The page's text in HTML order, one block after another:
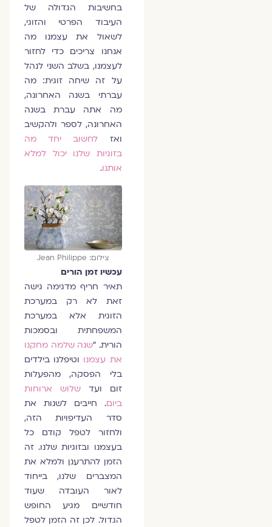
בחשיבות הגדולה של
העיבוד הפרטי והזוגי,
לשאול את עצמנו מה
אנחנו צריכים כדי לחזור
לעצמנו, בשלב השני לנהל
על זה שיחה זוגית: מה
עברתי בשנה האחרונה,
מה אתה עברת בשנה
האחרונה, לספר ולהקשיב
ואז
לחשוב יחד מה
בזוגיות שלנו יכול למלא
אותנו.
צילום: Jean Philippe
עכשיו זמן הורים
תאיר חריף מדגימה גישה
זאת לא רק במערכת
הזוגית אלא במערכת
המשפחתית ובסמכות
הורית. "שנה שלמה מחקנו
את עצמנווטיפלנו בילדים
בלי הפסקה, מהפעלות
זום ועד
שלוש ארוחות
ביום. חייבים לשנות את
סדר העדיפויות הזה,
ולחזור לטפל קודם כל
בעצמנו ובזוגיות שלנו. זה
הזמן להתרענן ולמלא את
המצברים שלנו, בייחוד
לאור העובדה שעוד
חודשיים מגיע החופש
הגדול. לכן זה הזמן לטפל